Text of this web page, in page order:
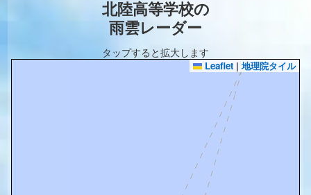
北陸高等学校の
雨雲レーダー
タップすると拡大します
Leaflet | 地理院タイル